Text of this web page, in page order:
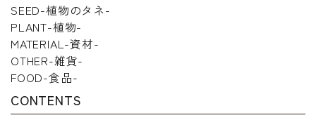
SEED-植物のタネ-
PLANT-植物-
MATERIAL-資材-
OTHER-雑貨-
FOOD-食品-
CONTENTS